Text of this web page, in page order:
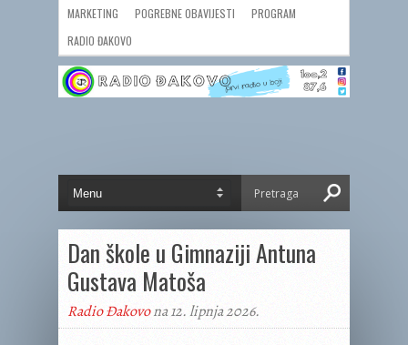
MARKETING POGREBNE OBAVIJESTI
PROGRAM
RADIO ĐAKOVO
Dan škole u Gimnaziji Antuna
Gustava Matoša
Radio Đakovona 12. lipnja 2026.